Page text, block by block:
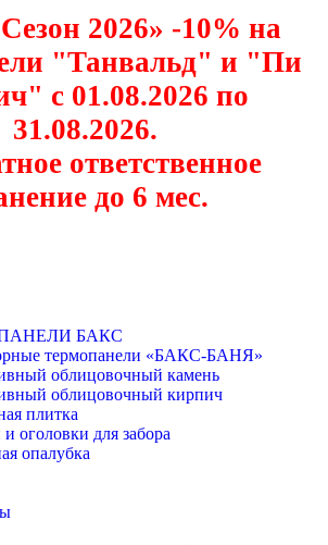
2026» -10% на
"Танвальд" и "Пи
с 01.08.2026 по
31.08.2026.
ответственное
до 6 мес.
БАКС
термопанели «БАКС-БАНЯ»
облицовочный камень
облицовочный кирпич
плитка
оголовки для забора
опалубка